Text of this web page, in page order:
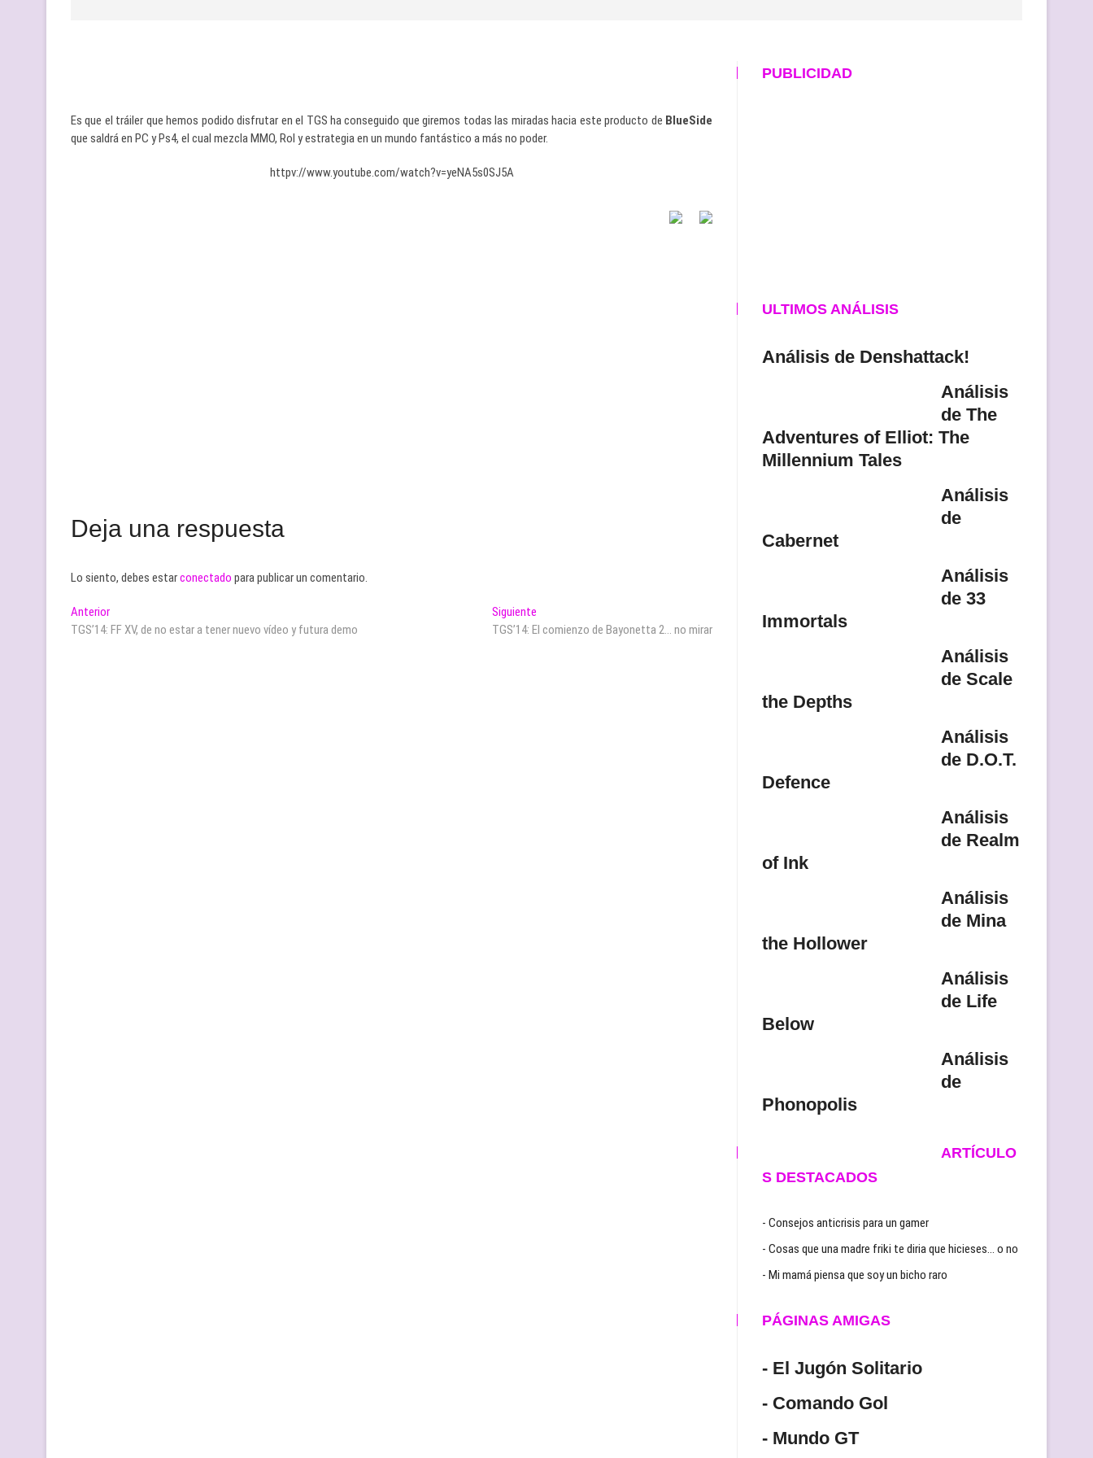
Es que el tráiler que hemos podido disfrutar en el TGS ha conseguido que giremos todas las miradas hacia este producto de BlueSide
que saldrá en PC y Ps4, el cual mezcla MMO, Rol y estrategia en un mundo fantástico a más no poder.
httpv://www.youtube.com/watch?v=yeNA5s0SJ5A
Deja una respuesta
Lo siento, debes estarconectado para publicar un comentario.
Navegación
de
AnteriorEntrada
anterior:
TGS’14: FF XV, de no estar a tener nuevo vídeo y futura demo
Siguiente
siguiente:
TGS’14: El comienzo de Bayonetta 2… no mirar
PUBLICIDAD
ULTIMOS ANÁLISIS
Análisis de Denshattack!
Análisis
de The
Adventures of Elliot: The
Millennium Tales
Análisis
de
Cabernet
Análisis
de 33
Immortals
Análisis
de Scale
the Depths
Análisis
de D.O.T.
Defence
Análisis
de Realm
of Ink
Análisis
de Mina
the Hollower
Análisis
de Life
Below
Análisis
de
Phonopolis
ARTÍCULO
S DESTACADOS
- Consejos anticrisis para un gamer
- Cosas que una madre friki te diria que hicieses… o no
- Mi mamá piensa que soy un bicho raro
PÁGINAS AMIGAS
- El Jugón Solitario
- Comando Gol
- Mundo GT